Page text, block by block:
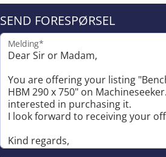
SEND FORESPØRSEL
Melding*